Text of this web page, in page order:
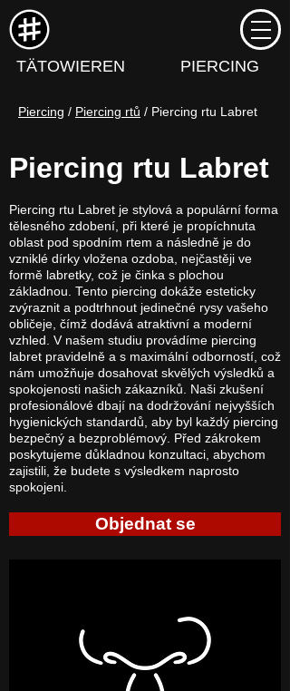
TÄTOWIEREN PIERCING
Piercing / Piercing rtů / Piercing rtu Labret
Piercing rtu Labret
Piercing rtu Labret je stylová a populární forma
tělesného zdobení, při které je propíchnuta
oblast pod spodním rtem a následně je do
vzniklé dírky vložena ozdoba, nejčastěji ve
formě labretky, což je činka s plochou
základnou. Tento piercing dokáže esteticky
zvýraznit a podtrhnout jedinečné rysy vašeho
obličeje, čímž dodává atraktivní a moderní
vzhled. V našem studiu provádíme piercing
labret pravidelně a s maximální odborností, což
nám umožňuje dosahovat skvělých výsledků a
spokojenosti našich zákazníků. Naši zkušení
profesionálové dbají na dodržování nejvyšších
hygienických standardů, aby byl každý piercing
bezpečný a bezproblémový. Před zákrokem
poskytujeme důkladnou konzultaci, abychom
zajistili, že budete s výsledkem naprosto
spokojeni.
Objednat se